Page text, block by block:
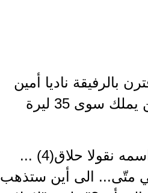
166 أنه، بعد أن اقترن بالرفيقة ناديا أمين
معوض في مطرانية جبل لبنان للروم الأرثوذكس لم يكن يملك سوى 35 ليرة
يقول: كان بين الرفقاء الموجودين في المطرانية رفيق اسمه نقولا حلاق(4) ...
متّى... الى أين ستذهب